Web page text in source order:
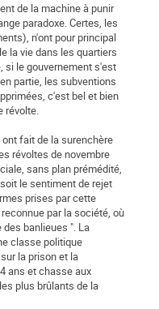
de la machine à punir
paradoxe. Certes, les
n'ont pour principal
la vie dans les quartiers
si le gouvernement s'est
partie, les subventions
c'est bel et bien
révolte.
fait de la surenchère
révoltes de novembre
sans plan prémédité,
le sentiment de rejet
prises par cette
par la société, où
banlieues ". La
classe politique
la prison et la
ans et chasse aux
plus brûlants de la